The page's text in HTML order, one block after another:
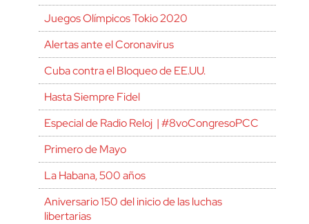
Juegos Olímpicos Tokio 2020
Alertas ante el Coronavirus
Cuba contra el Bloqueo de EE.UU.
Hasta Siempre Fidel
Especial de Radio Reloj | #8voCongresoPCC
Primero de Mayo
La Habana, 500 años
Aniversario 150 del inicio de las luchas
libertarias